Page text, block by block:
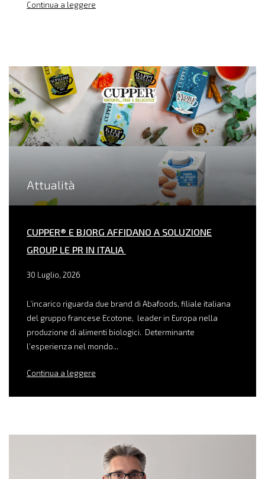
Continua a leggere
Attualità
CUPPER® E BJORG AFFIDANO A SOLUZIONE
GROUP LE PR IN ITALIA
30 Luglio, 2026
L’incarico riguarda due brand di Abafoods, filiale italiana
del gruppo francese Ecotone, leader in Europa nella
produzione di alimenti biologici. Determinante
l’esperienza nel mondo...
Continua a leggere